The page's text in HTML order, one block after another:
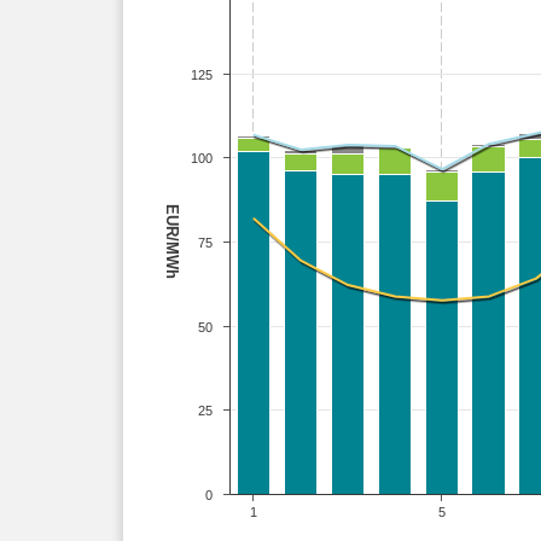
EUR/MWh
1 5
0
100
25
50
75
125